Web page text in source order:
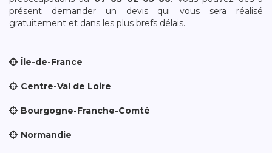
présent demander un devis qui vous sera réalisé
gratuitement et dans les plus brefs délais.
Île-de-France
Centre-Val de Loire
Bourgogne-Franche-Comté
Normandie